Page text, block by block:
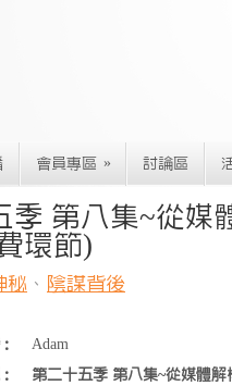
會員專區 » 討論區
季 第八集~從媒
環節)
秘 、 陰謀背後
Adam
第二十五季 第八集~從媒體